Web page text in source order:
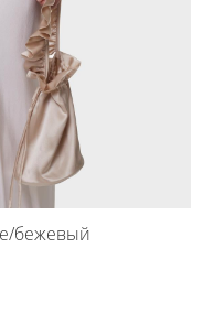
бежевый